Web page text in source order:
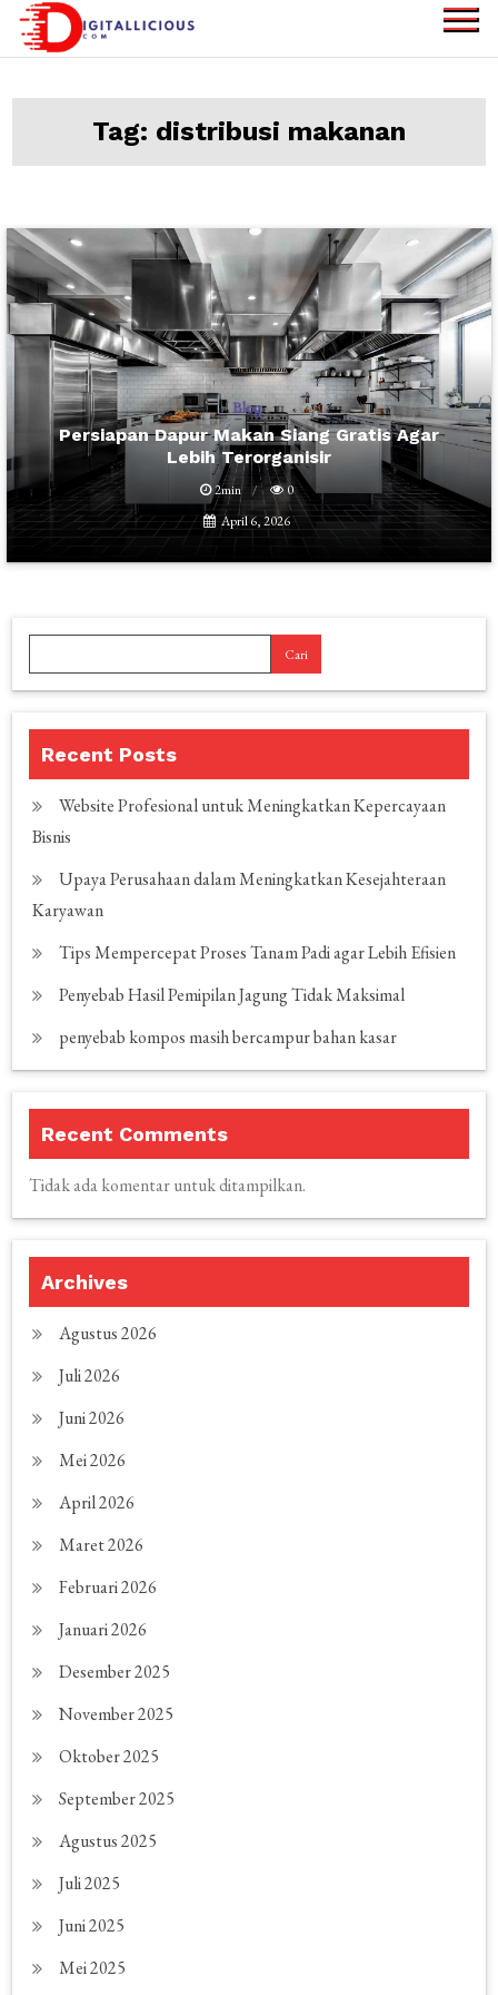
Skip
Information
Tag: distribusi makanan
Blog
Persiapan Dapur Makan Siang Gratis Agar
Lebih Terorganisir
2min
0
April 6, 2026
Cari
Recent Posts
Website Profesional untuk Meningkatkan Kepercayaan
Bisnis
Upaya Perusahaan dalam Meningkatkan Kesejahteraan
Karyawan
Tips Mempercepat Proses Tanam Padi agar Lebih Efisien
Penyebab Hasil Pemipilan Jagung Tidak Maksimal
penyebab kompos masih bercampur bahan kasar
Recent Comments
Tidak ada komentar untuk ditampilkan.
Archives
Agustus 2026
Juli 2026
Juni 2026
Mei 2026
April 2026
Maret 2026
Februari 2026
Januari 2026
Desember 2025
November 2025
Oktober 2025
September 2025
Agustus 2025
Juli 2025
Juni 2025
Mei 2025